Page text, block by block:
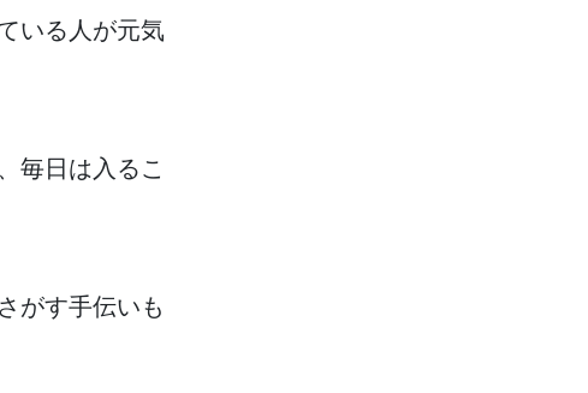
いる 人 が元気
毎日 は 入 るこ
がす手伝いも